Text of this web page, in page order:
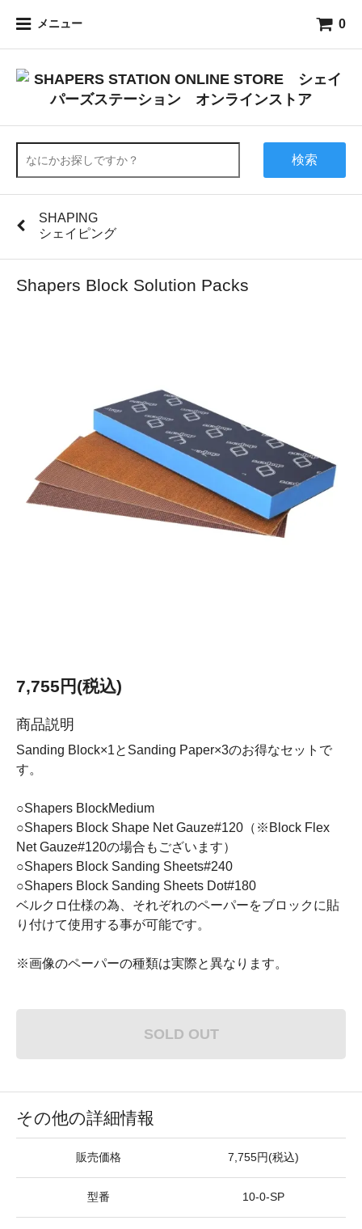
メニュー 0
検索
SHAPING
シェイピング
Shapers Block Solution Packs
7,755円(税込)
商品説明
Sanding Block×1とSanding Paper×3のお得なセットで
す。
○Shapers BlockMedium
○Shapers Block Shape Net Gauze#120（※Block Flex
Net Gauze#120の場合もございます）
○Shapers Block Sanding Sheets#240
○Shapers Block Sanding Sheets Dot#180
ベルクロ仕様の為、それぞれのペーパーをブロックに貼
り付けて使用する事が可能です。
※画像のペーパーの種類は実際と異なります。
SOLD OUT
その他の詳細情報
販売価格 7,755円(税込)
型番 10-0-SP